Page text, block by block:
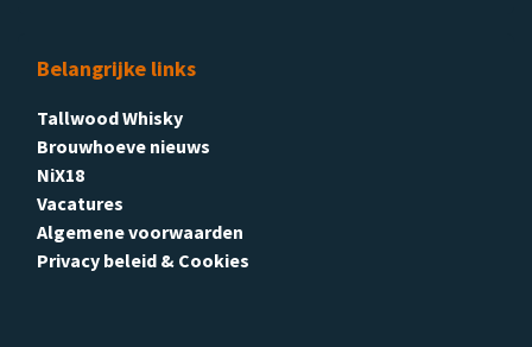
Belangrijke links
Tallwood Whisky
Brouwhoeve nieuws
NiX18
Vacatures
Algemene voorwaarden
Privacy beleid & Cookies